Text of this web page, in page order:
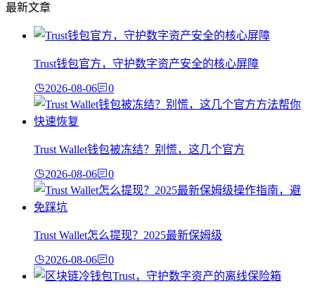
最新文章
Trust钱包官方，守护数字资产安全的核心屏障
2026-08-06 0
Trust Wallet钱包被冻结？别慌，这几个官方
2026-08-06 0
Trust Wallet怎么提现？2025最新保姆级
2026-08-06 0